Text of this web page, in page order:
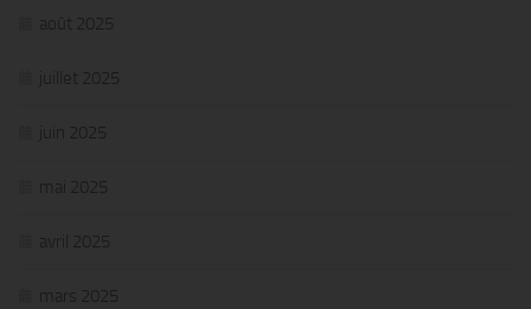
août 2025
juillet 2025
juin 2025
mai 2025
avril 2025
mars 2025